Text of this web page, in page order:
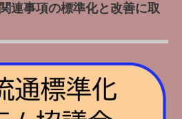
連事項の標準化と改善に取